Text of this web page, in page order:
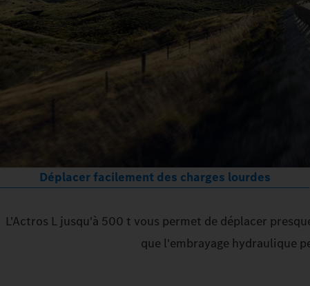
Déplacer facilement des charges lourdes
L'Actros L jusqu'à 500 t vous permet de déplacer
que l'embrayage hydraulique